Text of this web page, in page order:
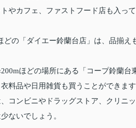
やカフェ、ファストフード店も入っ
どの「ダイエー鈴蘭台店」は、品揃
ほどの場所にある「コープ鈴蘭台
料品や日用雑貨も買うことができます
コンビニやドラッグストア、クリニ
ないでしょう。